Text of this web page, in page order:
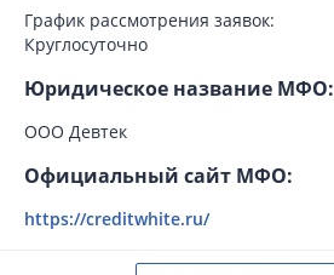
График рассмотрения заявок:
Круглосуточно
Юридическое название МФО:
ООО Девтек
Официальный сайт МФО:
https://creditwhite.ru/